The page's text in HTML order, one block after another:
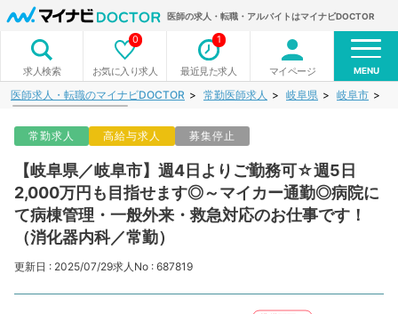
医師の求人・転職・アルバイトはマイナビDOCTOR
求人検索 お気に入り求人
0
最近見た求人
1
マイページ MENU
医師求人・転職のマイナビDOCTOR 常勤医師求人 岐阜県 岐阜市
常勤求人 高給与求人 募集停止
【岐阜県／岐阜市】週4日よりご勤務可☆週5日
2,000万円も目指せます◎～マイカー通勤◎病院に
て病棟管理・一般外来・救急対応のお仕事です！
（消化器内科／常勤）
更新日 : 2025/07/29求人No : 687819